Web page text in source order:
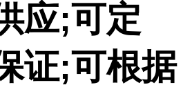
应;可定
证;可根据